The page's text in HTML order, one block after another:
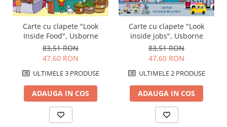
Carte cu clapete "Look
Inside Food", Usborne
83,51 RON
47,60 RON
ULTIMELE 3 PRODUSE
ADAUGA IN COS
Carte cu clapete "Look
inside jobs", Usborne
83,51 RON
47,60 RON
ULTIMELE 2 PRODUSE
ADAUGA IN COS